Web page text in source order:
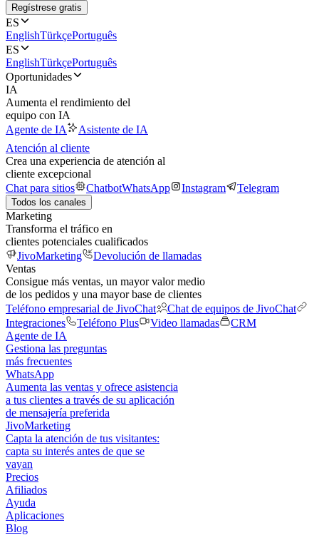
Regístrese gratis
ES
EnglishTürkçePortuguês
ES
EnglishTürkçePortuguês
Oportunidades
IA
Aumenta el rendimiento del
equipo con IA
Agente de IA
Asistente de IA
Atención al cliente
Crea una experiencia de atención al
cliente excepcional
Chat para sitios
ChatbotWhatsApp Instagram Telegram
Todos los canales
Marketing
Transforma el tráfico en
clientes potenciales cualificados
JivoMarketing
Devolución de llamadas
Ventas
Consigue más ventas, un mayor valor medio
de los pedidos y una mayor base de clientes
Teléfono empresarial de JivoChat
Chat de equipos de JivoChat
Integraciones
Teléfono Plus Video llamadas
CRM
Agente de IA
Gestiona las preguntas
más frecuentes
WhatsApp
Aumenta las ventas y ofrece asistencia
a tus clientes a través de su aplicación
de mensajería preferida
JivoMarketing
Capta la atención de tus visitantes:
capta su interés antes de que se
vayan
Precios
Afiliados
Ayuda
Aplicaciones
Blog